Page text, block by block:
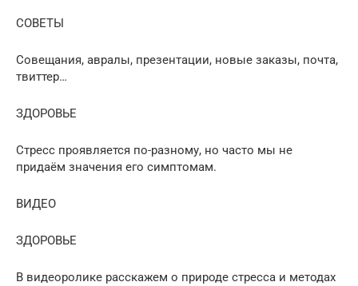
СОВЕТЫ
Совещания, авралы, презентации, новые заказы, почта,
твиттер…
ЗДОРОВЬЕ
Стресс проявляется по-разному, но часто мы не
придаём значения его симптомам.
ВИДЕО
ЗДОРОВЬЕ
В видеоролике расскажем о природе стресса и методах